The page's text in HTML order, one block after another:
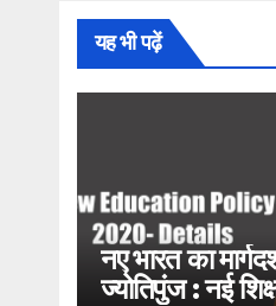
यह भी पढ़ें
नए भारत का
ज्योतिपुंज : नई